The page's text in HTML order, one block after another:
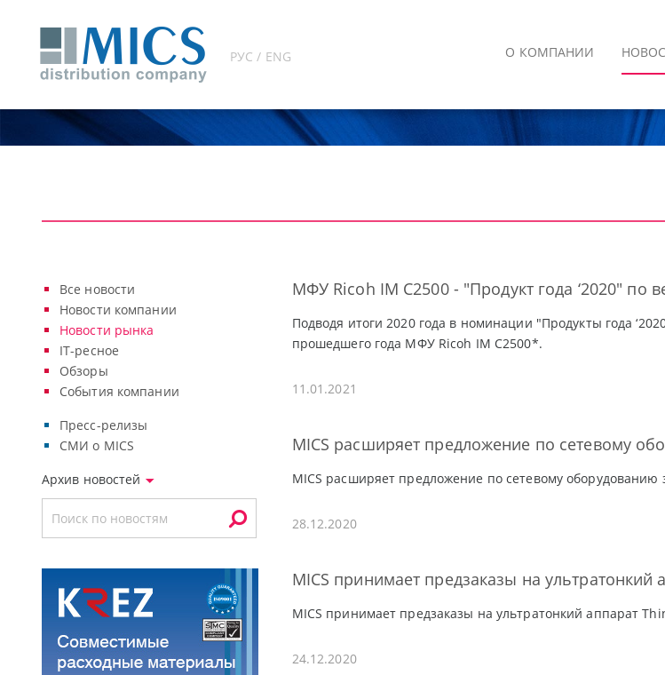
РУС / ENG О КОМПАНИИ
Все новости
Новости компании
Новости рынка
IT-ресное
Обзоры
События компании
Пресс-релизы
СМИ о MICS
Архив новостей
МФУ Ricoh IM C2500 - "Продукт года ‘2020" по
Подводя итоги 2020 года в номинации "Продукты года
прошедшего года МФУ Ricoh IM C2500*.
11.01.2021
MICS расширяет предложение по сетевому
MICS расширяет предложение по сетевому оборудованию
28.12.2020
MICS принимает предзаказы на ультратонкий
MICS принимает предзаказы на ультратонкий аппарат
24.12.2020